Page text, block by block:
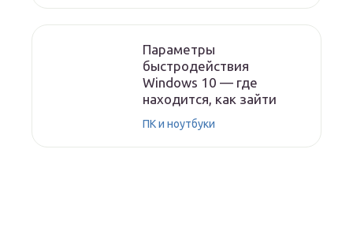
Параметры
быстродействия
Windows 10 — где
находится, как зайти
ПК и ноутбуки